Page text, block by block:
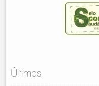
Últimas